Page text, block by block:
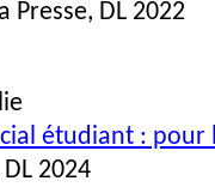
Presse, DL 2022
étudiant : pour
2024